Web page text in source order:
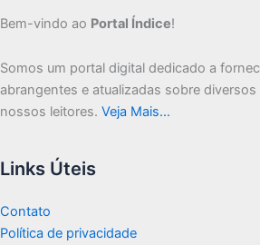
Bem-vindo ao Portal Índice!
Somos um portal digital dedicado a
abrangentes e atualizadas sobre
nossos leitores. Veja Mais…
Links Úteis
Contato
Política de privacidade